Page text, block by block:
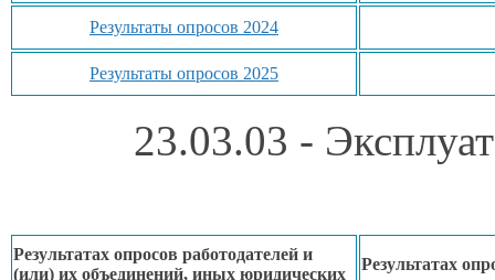
Результаты опросов 2024
Результаты опросов 2025
23.03.03 -
Результатах опросов работодателей и
(или) их объединений, иных юридических
Результатах